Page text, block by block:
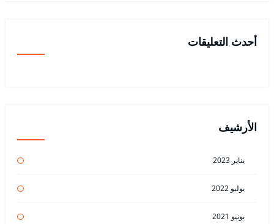
أحدث التعليقات
الأرشيف
يناير 2023
يوليو 2022
يونيو 2021